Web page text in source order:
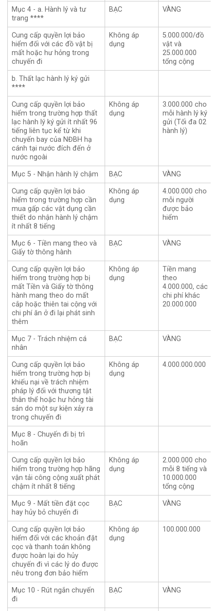
Mục 4 - a. Hành lý và tư
trang ****
BẠC VÀNG
Cung cấp quyền lợi bảo
hiểm đối với các đồ vật bị
mất hoặc hư hỏng trong
chuyến đi
Không áp
dụng
5.000.000/đồ
vật và
25.000.000
tổng cộng
b. Thất lạc hành lý ký gửi
****
Cung cấp quyền lợi bảo
hiểm trong trường hợp thất
lạc hành lý ký gửi ít nhất 96
tiếng liên tục kể từ khi
chuyến bay của NĐBH hạ
cánh tại nước đích đến ở
nước ngoài
Không áp
dụng
3.000.000 cho
mỗi hành lý ký
gửi (Tối đa 02
hành lý)
Mục 5 - Nhận hành lý chậm BẠC VÀNG
Cung cấp quyền lợi bảo
hiểm trong trường hợp cần
mua gấp các vật dụng cần
thiết do nhận hành lý chậm
ít nhất 8 tiếng
Không áp
dụng
4.000.000 cho
mỗi người
được bảo
hiểm
Mục 6 - Tiền mang theo và
Giấy tờ thông hành
BẠC VÀNG
Cung cấp quyền lợi bảo
hiểm trong trường hợp bị
mất Tiền và Giấy tờ thông
hành mang theo do mất
cắp hoặc thiên tai cộng với
chi phí ăn ở đi lại phát sinh
thêm
Không áp
dụng
Tiền mang
theo
4.000.000, các
chi phí khác
20.000.000
Mục 7 - Trách nhiệm cá
nhân
BẠC VÀNG
Cung cấp quyền lợi bảo
hiểm trong trường hợp bị
khiếu nại về trách nhiệm
pháp lý đối với thương tật
thân thể hoặc hư hỏng tài
sản do một sự kiện xảy ra
trong chuyến đi
Không áp
dụng
4.000.000.000
Mục 8 - Chuyến đi bị trì
hoãn
Cung cấp quyền lợi bảo
hiểm trong trường hợp hãng
vận tải công cộng xuất phát
chậm ít nhất 8 tiếng
Không áp
dụng
2.000.000 cho
mỗi 8 tiếng và
10.000.000
tổng cộng
Mục 9 - Mất tiền đặt cọc
hay hủy bỏ chuyến đi
BẠC VÀNG
Cung cấp quyền lợi bảo
hiểm đối với các khoản đặt
cọc và thanh toán không
được hoàn lại do hủy
chuyến đi vì các lý do được
nêu trong đơn bảo hiểm
Không áp
dụng
100.000.000
Mục 10 - Rút ngắn chuyến
đi
BẠC VÀNG